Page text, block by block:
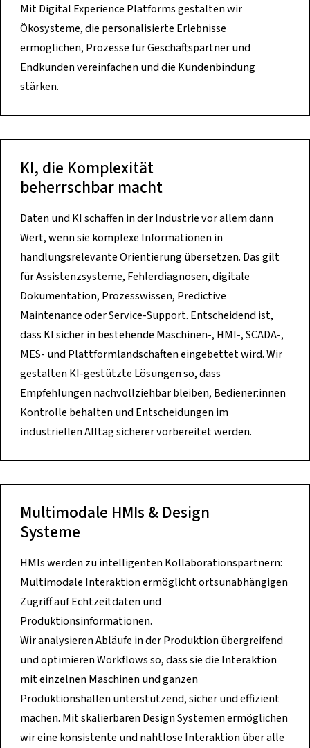
Mit Digital Experience Platforms gestalten wir
Ökosysteme, die personalisierte Erlebnisse
ermöglichen, Prozesse für Geschäftspartner und
Endkunden vereinfachen und die Kundenbindung
stärken.
KI, die Komplexität
beherrschbar macht
Daten und KI schaffen in der Industrie vor allem dann
Wert, wenn sie komplexe Informationen in
handlungsrelevante Orientierung übersetzen. Das gilt
für Assistenzsysteme, Fehlerdiagnosen, digitale
Dokumentation, Prozesswissen, Predictive
Maintenance oder Service-Support. Entscheidend ist,
dass KI sicher in bestehende Maschinen-, HMI-, SCADA-,
MES- und Plattformlandschaften eingebettet wird. Wir
gestalten KI-gestützte Lösungen so, dass
Empfehlungen nachvollziehbar bleiben, Bediener:innen
Kontrolle behalten und Entscheidungen im
industriellen Alltag sicherer vorbereitet werden.
Multimodale HMIs & Design
Systeme
HMIs werden zu intelligenten Kollaborationspartnern:
Multimodale Interaktion ermöglicht ortsunabhängigen
Zugriff auf Echtzeitdaten und
Produktionsinformationen.
Wir analysieren Abläufe in der Produktion übergreifend
und optimieren Workflows so, dass sie die Interaktion
mit einzelnen Maschinen und ganzen
Produktionshallen unterstützend, sicher und effizient
machen. Mit skalierbaren Design Systemen ermöglichen
wir eine konsistente und nahtlose Interaktion über alle